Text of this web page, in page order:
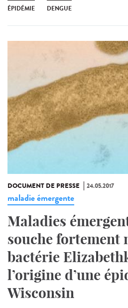
ÉPIDÉMIE DENGUE
DOCUMENT DE PRESSE 24.05.2017
maladie émergente
Maladies
souche fortement
bactérie
l’origine d’une
Wisconsin